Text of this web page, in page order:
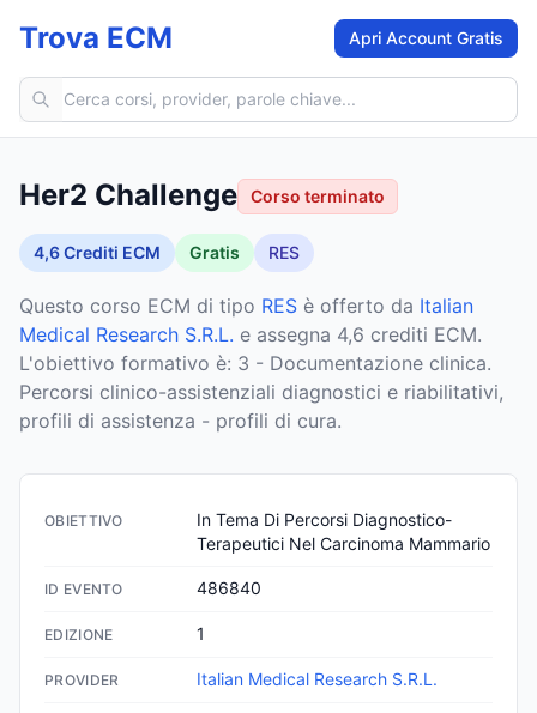
Trova ECM Apri Account Gratis
Cerca corsi ECM
Her2 Challenge Corso terminato
4,6Crediti ECM Gratis RES
Questo corso ECM di tipo RES è offerto da Italian
Medical Research S.R.L. e assegna 4,6 crediti ECM.
L'obiettivo formativo è: 3 - Documentazione clinica.
Percorsi clinico-assistenziali diagnostici e riabilitativi,
profili di assistenza - profili di cura.
OBIETTIVO
In Tema Di Percorsi Diagnostico-
Terapeutici Nel Carcinoma Mammario
ID EVENTO 486840
EDIZIONE 1
PROVIDER Italian Medical Research S.R.L.